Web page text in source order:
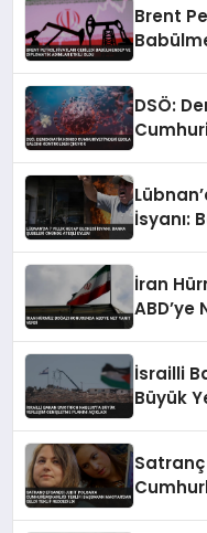
Brent
DSÖ:
İsyanı:
İran
ABD’ye
İsrailli
Büyük